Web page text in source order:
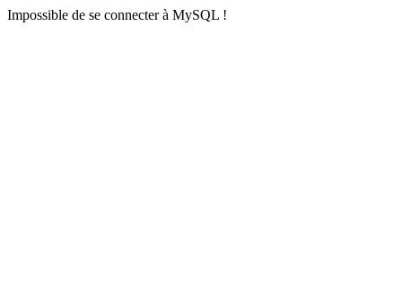
Impossible de se connecter à MySQL !